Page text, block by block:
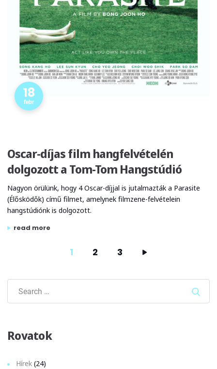
18
febr
Oscar-díjas film hangfelvételén
dolgozott a Tom-Tom Hangstúdió
Nagyon örülünk, hogy 4 Oscar-díjjal is jutalmazták a Parasite
(Élősködők) című filmet, amelynek filmzene-felvételein
hangstúdiónk is dolgozott.
read more
„oscar-díjas film hangfelvételén dolgozott a tom-tom
1 2 3
Rovatok
Hírek (24)